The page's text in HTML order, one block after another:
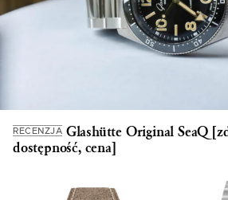
RECENZJA Glashütte Original SeaQ
dostępność, cena]